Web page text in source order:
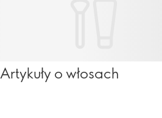
Artykuły o włosach